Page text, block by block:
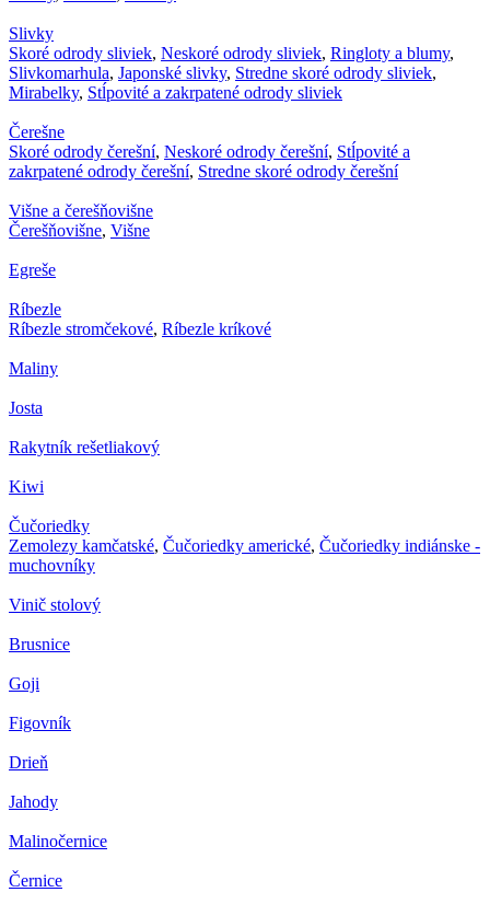
Slivky
Skoré odrody sliviek, Neskoré odrody sliviek, Ringloty a blumy,
Slivkomarhula, Japonské slivky, Stredne skoré odrody sliviek,
Mirabelky, Stĺpovité a zakrpatené odrody sliviek
Čerešne
Skoré odrody čerešní, Neskoré odrody čerešní, Stĺpovité a
zakrpatené odrody čerešní, Stredne skoré odrody čerešní
Višne a čerešňovišne
Čerešňovišne, Višne
Egreše
Ríbezle
Ríbezle stromčekové, Ríbezle kríkové
Maliny
Josta
Rakytník rešetliakový
Kiwi
Čučoriedky
Zemolezy kamčatské, Čučoriedky americké, Čučoriedky indiánske -
muchovníky
Vinič stolový
Brusnice
Goji
Figovník
Drieň
Jahody
Malinočernice
Černice